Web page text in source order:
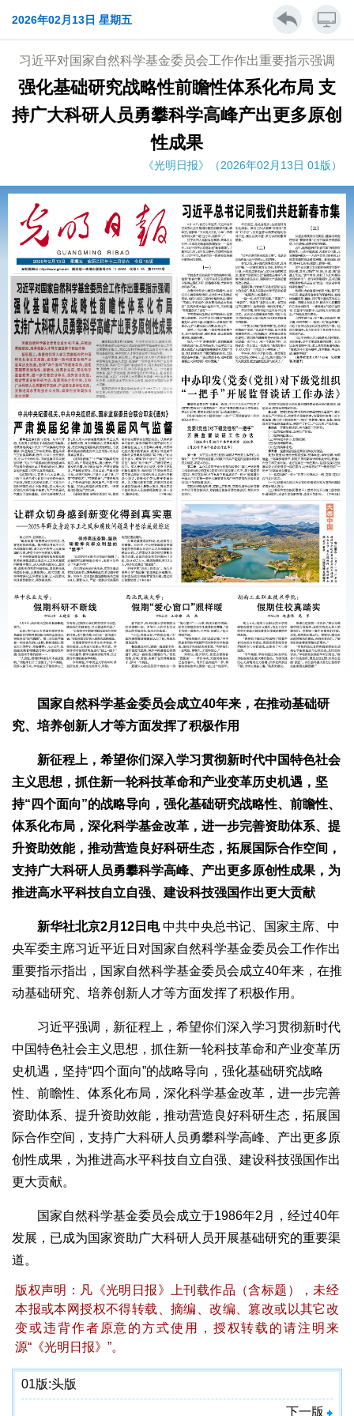
2026年02月13日 星期五
习近平对国家自然科学基金委员会工作作出重要指示强调
强化基础研究战略性前瞻性体系化布局 支
持广大科研人员勇攀科学高峰产出更多原创
性成果
《光明日报》（2026年02月13日 01版）
国家自然科学基金委员会成立40年来，在推动基础研
究、培养创新人才等方面发挥了积极作用
新征程上，希望你们深入学习贯彻新时代中国特色社会
主义思想，抓住新一轮科技革命和产业变革历史机遇，坚
持“四个面向”的战略导向，强化基础研究战略性、前瞻性、
体系化布局，深化科学基金改革，进一步完善资助体系、提
升资助效能，推动营造良好科研生态，拓展国际合作空间，
支持广大科研人员勇攀科学高峰、产出更多原创性成果，为
推进高水平科技自立自强、建设科技强国作出更大贡献
新华社北京2月12日电中共中央总书记、国家主席、中
央军委主席习近平近日对国家自然科学基金委员会工作作出
重要指示指出，国家自然科学基金委员会成立40年来，在推
动基础研究、培养创新人才等方面发挥了积极作用。
习近平强调，新征程上，希望你们深入学习贯彻新时代
中国特色社会主义思想，抓住新一轮科技革命和产业变革历
史机遇，坚持“四个面向”的战略导向，强化基础研究战略
性、前瞻性、体系化布局，深化科学基金改革，进一步完善
资助体系、提升资助效能，推动营造良好科研生态，拓展国
际合作空间，支持广大科研人员勇攀科学高峰、产出更多原
创性成果，为推进高水平科技自立自强、建设科技强国作出
更大贡献。
国家自然科学基金委员会成立于1986年2月，经过40年
发展，已成为国家资助广大科研人员开展基础研究的重要渠
道。
版权声明：凡《光明日报》上刊载作品（含标题），未经
本报或本网授权不得转载、摘编、改编、篡改或以其它改
变或违背作者原意的方式使用，授权转载的请注明来
源“《光明日报》”。
01版:头版
下一版